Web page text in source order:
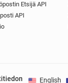
Etsijä API
API
English